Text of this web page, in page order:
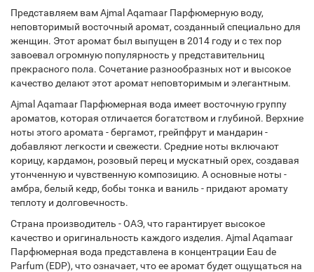
Представляем вам Ajmal Aqamaar Парфюмерную воду,
неповторимый восточный аромат, созданный специально для
женщин. Этот аромат был выпущен в 2014 году и с тех пор
завоевал огромную популярность у представительниц
прекрасного пола. Сочетание разнообразных нот и высокое
качество делают этот аромат неповторимым и элегантным.
Ajmal Aqamaar Парфюмерная вода имеет восточную группу
ароматов, которая отличается богатством и глубиной. Верхние
ноты этого аромата - бергамот, грейпфрут и мандарин -
добавляют легкости и свежести. Средние ноты включают
корицу, кардамон, розовый перец и мускатный орех, создавая
утонченную и чувственную композицию. А основные ноты -
амбра, белый кедр, бобы тонка и ваниль - придают аромату
теплоту и долговечность.
Страна производитель - ОАЭ, что гарантирует высокое
качество и оригинальность каждого изделия. Ajmal Aqamaar
Парфюмерная вода представлена в концентрации Eau de
Parfum (EDP), что означает, что ее аромат будет ощущаться на